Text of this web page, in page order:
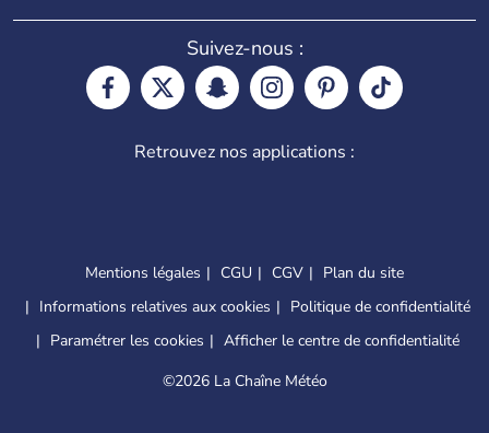
Suivez-nous :
Retrouvez nos applications :
Mentions légales CGU CGV
Plan du site
Informations relatives aux cookies
Politique de confidentialité
Paramétrer les cookies
Afficher le centre de confidentialité
©2026 La Chaîne Météo